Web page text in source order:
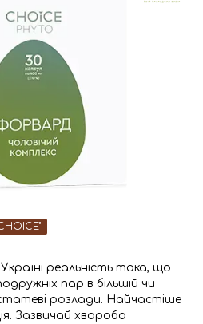
реальність така, що
пар в більшій чи
розлади. Найчастіше
Зазвичай хвороба